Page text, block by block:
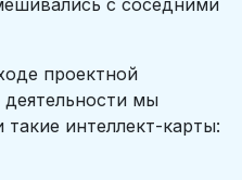
с соседними
проектной
мы
интеллект-карты: